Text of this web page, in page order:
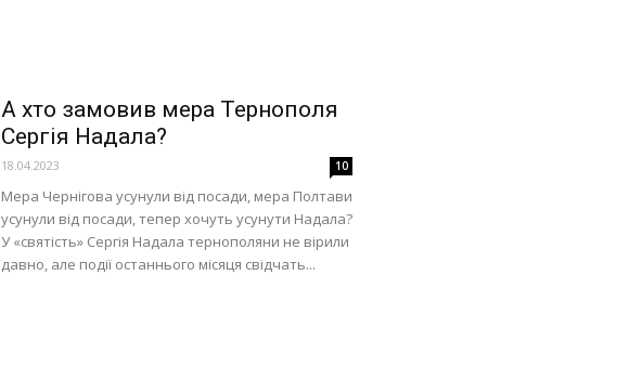
А хто замовив мера Тернополя
Сергія Надала?
18.04.2023 10
Мера Чернігова усунули від посади, мера Полтави
усунули від посади, тепер хочуть усунути Надала?
У «святість» Сергія Надала тернополяни не вірили
давно, але події останнього місяця свідчать...